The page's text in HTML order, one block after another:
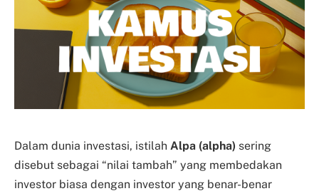
Dalam dunia investasi, istilah Alpa (alpha) sering
disebut sebagai “nilai tambah” yang membedakan
investor biasa dengan investor yang benar-benar